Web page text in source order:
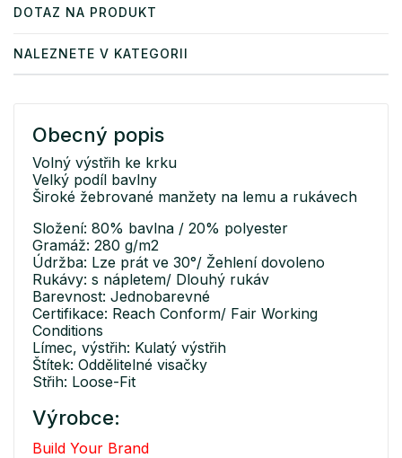
DOTAZ NA PRODUKT
NALEZNETE V KATEGORII
Obecný popis
Volný výstřih ke krku
Velký podíl bavlny
Široké žebrované manžety na lemu a rukávech
Složení: 80% bavlna / 20% polyester
Gramáž: 280 g/m2
Údržba: Lze prát ve 30°/ Žehlení dovoleno
Rukávy: s nápletem/ Dlouhý rukáv
Barevnost: Jednobarevné
Certifikace: Reach Conform/ Fair Working
Conditions
Límec, výstřih: Kulatý výstřih
Štítek: Oddělitelné visačky
Střih: Loose-Fit
Výrobce:
Build Your Brand